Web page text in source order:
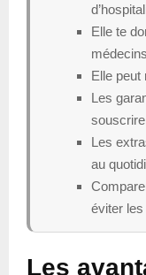
Elle te
Elle peut
Les
Les
au
éviter
Les